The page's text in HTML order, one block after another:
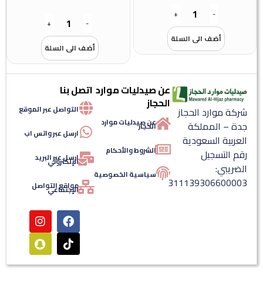
+
أضف الى السلة
+
أضف الى السلة
موارد الحجاز
– المملكة
السعودية
التسجيل
عن صيدليات موارد
الحجاز
عن صيدليات موارد
الحجاز
الشروط والأحكام
سياسية الخصوصية
اتصل بنا
التواصل عبر الموقع
ارسل عبر واتس اب
ارسل عبر البريد
الإلكتروني
مواقع التواصل
الإجتماعي